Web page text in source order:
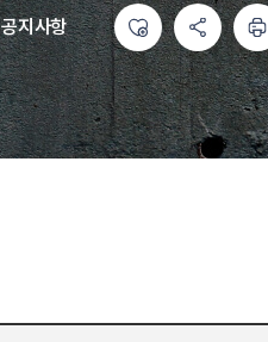
공지사항